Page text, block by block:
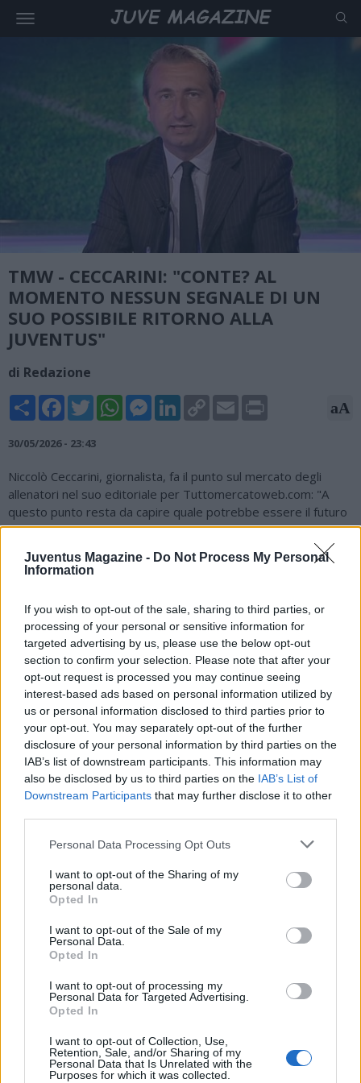
Juventus Magazine - Do Not Process My Personal
Information
If you wish to opt-out of the sale, sharing to third parties, or
processing of your personal or sensitive information for
targeted advertising by us, please use the below opt-out
section to confirm your selection. Please note that after your
opt-out request is processed you may continue seeing
interest-based ads based on personal information utilized by
us or personal information disclosed to third parties prior to
your opt-out. You may separately opt-out of the further
disclosure of your personal information by third parties on the
IAB’s list of downstream participants. This information may
also be disclosed by us to third parties on the IAB’s List of
Downstream Participants that may further disclose it to other
Personal Data Processing Opt Outs
I want to opt-out of the Sharing of my
personal data.
Opted In
I want to opt-out of the Sale of my
Personal Data.
Opted In
I want to opt-out of processing my
Personal Data for Targeted Advertising.
Opted In
I want to opt-out of Collection, Use,
Retention, Sale, and/or Sharing of my
Personal Data that Is Unrelated with the
Purposes for which it was collected.
TMW - CECCARINI: "CONTE? AL
MOMENTO NESSUN SEGNALE DI UN
SUO POSSIBILE RITORNO ALLA
JUVENTUS"
di Redazione
Share FacebookTwitterWhatsAppMessengerLinkedInCopy
Link
Email aA
30/05/2026 - 23:43
Niccolò Ceccarini, giornalista, fa il punto sul mercato degli
allenatori nel suo editoriale per Tuttomercatoweb.com: "A
questo punto resta da capire quale potrebbe essere il futuro
di Italiano. L’arrivo di Allegri a Napoli ha chiuso una porta
importante e quindi ora c’è da scoprire quale strada deciderà
di percorrere. In Italia ci potrebbe essere il Milan ma forse
rimangono sostanzialmente due scenari. Il primo riguarda la
Nazionale. L’allenatore leccese non ha mai nascosto che una
soluzione del genere sarebbe più che gradita ma bisognerà
aspettare il nuovo presidente federale. Anche Mancini infatti
resta in corsa. L’altra è rimanere fermo un anno in attesa di un
nuovo progetto. Al momento non ci sono segnali di un suo
possibile ritorno alla Juventus".
VAI ALLA VERSIONE CLASSICA